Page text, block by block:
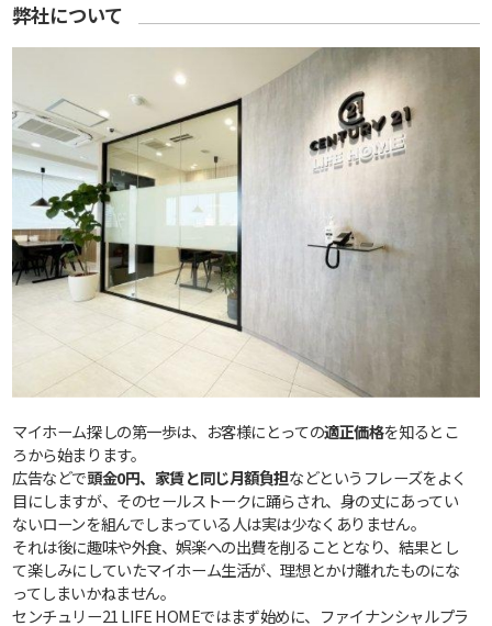
弊社について
マイホーム探しの第一歩は、お客様にとっての適正価格を知るとこ
ろから始まります。
広告などで頭金0円、家賃と同じ月額負担などというフレーズをよく
目にしますが、そのセールストークに踊らされ、身の丈にあってい
ないローンを組んでしまっている人は実は少なくありません。
それは後に趣味や外食、娯楽への出費を削ることとなり、結果とし
て楽しみにしていたマイホーム生活が、理想とかけ離れたものにな
ってしまいかねません。
センチュリー21 LIFE HOMEではまず始めに、ファイナンシャルプラ